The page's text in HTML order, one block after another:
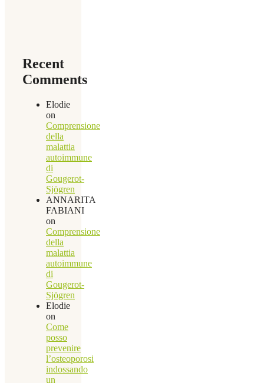
Recent
Comments
Elodie
on
Comprensione
della
malattia
autoimmune
di
Gougerot-
Sjögren
ANNARITA
FABIANI
on
Comprensione
della
malattia
autoimmune
di
Gougerot-
Sjögren
Elodie
on
Come
posso
prevenire
l’osteoporosi
indossando
un